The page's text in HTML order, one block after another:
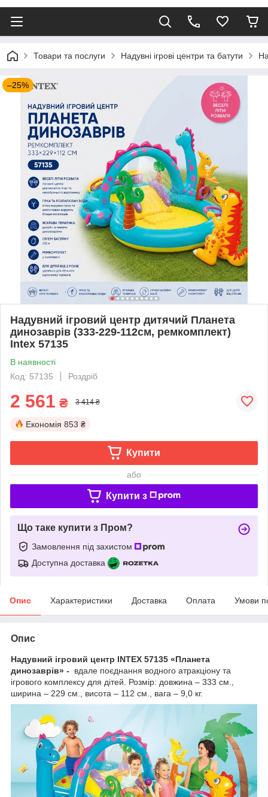
Товари та послуги Надувні ігрові центри та батути
–25%
Надувний ігровий центр дитячий Планета
динозаврів (333-229-112см, ремкомплект)
Intex 57135
В наявності
Код: 57135
Роздріб
2 561 ₴ 3 414 ₴
Економія 853 ₴
Купити
або
Купити з
Що таке купити з Пром?
Замовлення під захистом
Доступна доставка
Опис Характеристики Доставка Оплата Умови
Опис
Надувний ігровий центр INTEX 57135 «Планета
динозаврів» -
вдале поєднання водного атракціону та
ігрового комплексу для дітей. Розмір: довжина – 333 см.,
ширина – 229 см., висота – 112 см., вага – 9,0 кг.